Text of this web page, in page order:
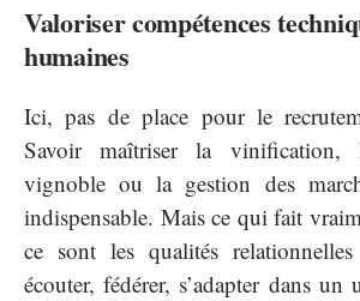
Valoriser compétences
humaines
Ici, pas de place pour le
Savoir maîtriser la
vignoble ou la gestion des
indispensable. Mais ce qui fait
ce sont les qualités
écouter, fédérer, s’adapter dans un